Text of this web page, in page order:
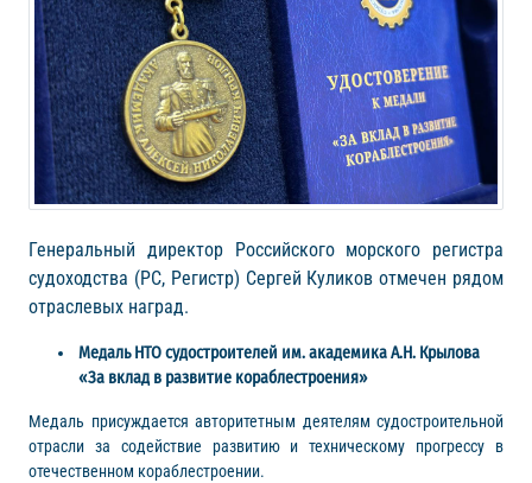
Генеральный директор Российского морского регистра
судоходства (РС, Регистр) Сергей Куликов отмечен рядом
отраслевых наград.
Медаль НТО судостроителей им. академика А.Н. Крылова
«За вклад в развитие кораблестроения»
Медаль присуждается авторитетным деятелям судостроительной
отрасли за содействие развитию и техническому прогрессу в
отечественном кораблестроении.